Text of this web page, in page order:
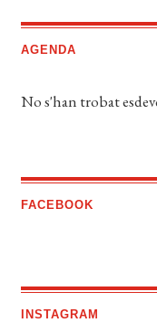
AGENDA
No s'han trobat
FACEBOOK
INSTAGRAM